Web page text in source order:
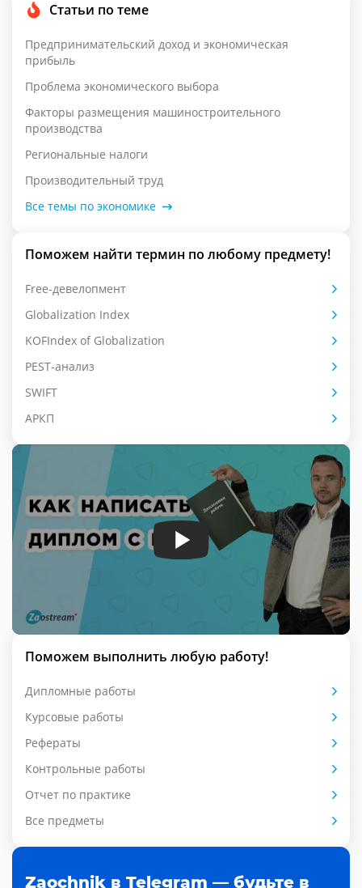
Статьи по теме
Предпринимательский доход и экономическая
прибыль
Проблема экономического выбора
Факторы размещения машиностроительного
производства
Региональные налоги
Производительный труд
Все темы по экономике
Поможем найти термин по любому предмету!
Free-девелопмент
Globalization Index
KOFIndex of Globalization
PEST-анализ
SWIFT
АРКП
Поможем выполнить любую работу!
Дипломные работы
Курсовые работы
Рефераты
Контрольные работы
Отчет по практике
Все предметы
Zaochnik в Telegram — будьте в